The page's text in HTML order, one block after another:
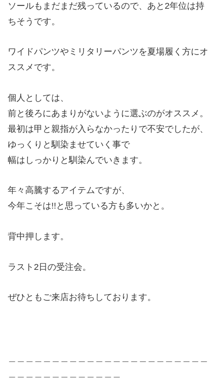
ソールもまだまだ残っているので、あと2年位は持
ちそうです。
ワイドパンツやミリタリーパンツを夏場履く方にオ
ススメです。
個人としては、
前と後ろにあまりがないように選ぶのがオススメ。
最初は甲と親指が入らなかったりで不安でしたが、
ゆっくりと馴染ませていく事で
幅はしっかりと馴染んでいきます。
年々高騰するアイテムですが、
今年こそは!!と思っている方も多いかと。
背中押します。
ラスト2日の受注会。
ぜひともご来店お待ちしております。